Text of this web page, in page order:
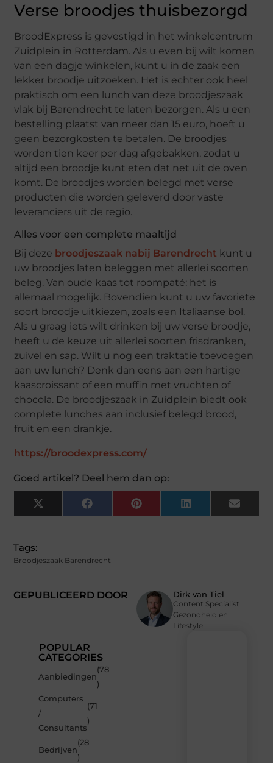
Verse broodjes thuisbezorgd
BroodExpress is gevestigd in het winkelcentrum
Zuidplein in Rotterdam. Als u even bij wilt komen
van een dagje winkelen, kunt u in de zaak een
lekker broodje uitzoeken. Het is echter ook heel
praktisch om een lunch van deze broodjeszaak
vlak bij Barendrecht te laten bezorgen. Als u een
bestelling plaatst van meer dan 15 euro, hoeft u
geen bezorgkosten te betalen. De broodjes
worden tien keer per dag afgebakken, zodat u
altijd een broodje kunt eten dat net uit de oven
komt. De broodjes worden belegd met verse
producten die worden geleverd door vaste
leveranciers uit de regio.
Alles voor een complete maaltijd
Bij deze broodjeszaak nabij Barendrecht kunt u
uw broodjes laten beleggen met allerlei soorten
beleg. Van oude kaas tot roompaté: het is
allemaal mogelijk. Bovendien kunt u uw favoriete
soort broodje uitkiezen, zoals een Italiaanse bol.
Als u graag iets wilt drinken bij uw verse broodje,
heeft u de keuze uit allerlei soorten frisdranken,
zuivel en sap. Wilt u nog een traktatie toevoegen
aan uw lunch? Denk dan eens aan een hartige
kaascroissant of een muffin met vruchten of
chocola. De broodjeszaak in Zuidplein biedt ook
complete lunches aan inclusief belegd brood,
fruit en een drankje.
https://broodexpress.com/
Goed artikel? Deel hem dan op:
X
(Twitter)
Facebook Pinterest LinkedIn Email
GEPUBLICEERD DOOR Dirk van Tiel
Content Specialist
Gezondheid en
Lifestyle
Tags:
Broodjeszaak Barendrecht
POPULAR
CATEGORIES
Aanbiedingen
(78
)
Computers
/
Consultants
(71
)
Bedrijven
(28
)